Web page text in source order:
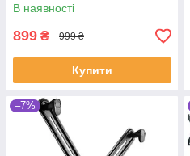
В наявності
899 ₴ 999 ₴
Купити
–7%